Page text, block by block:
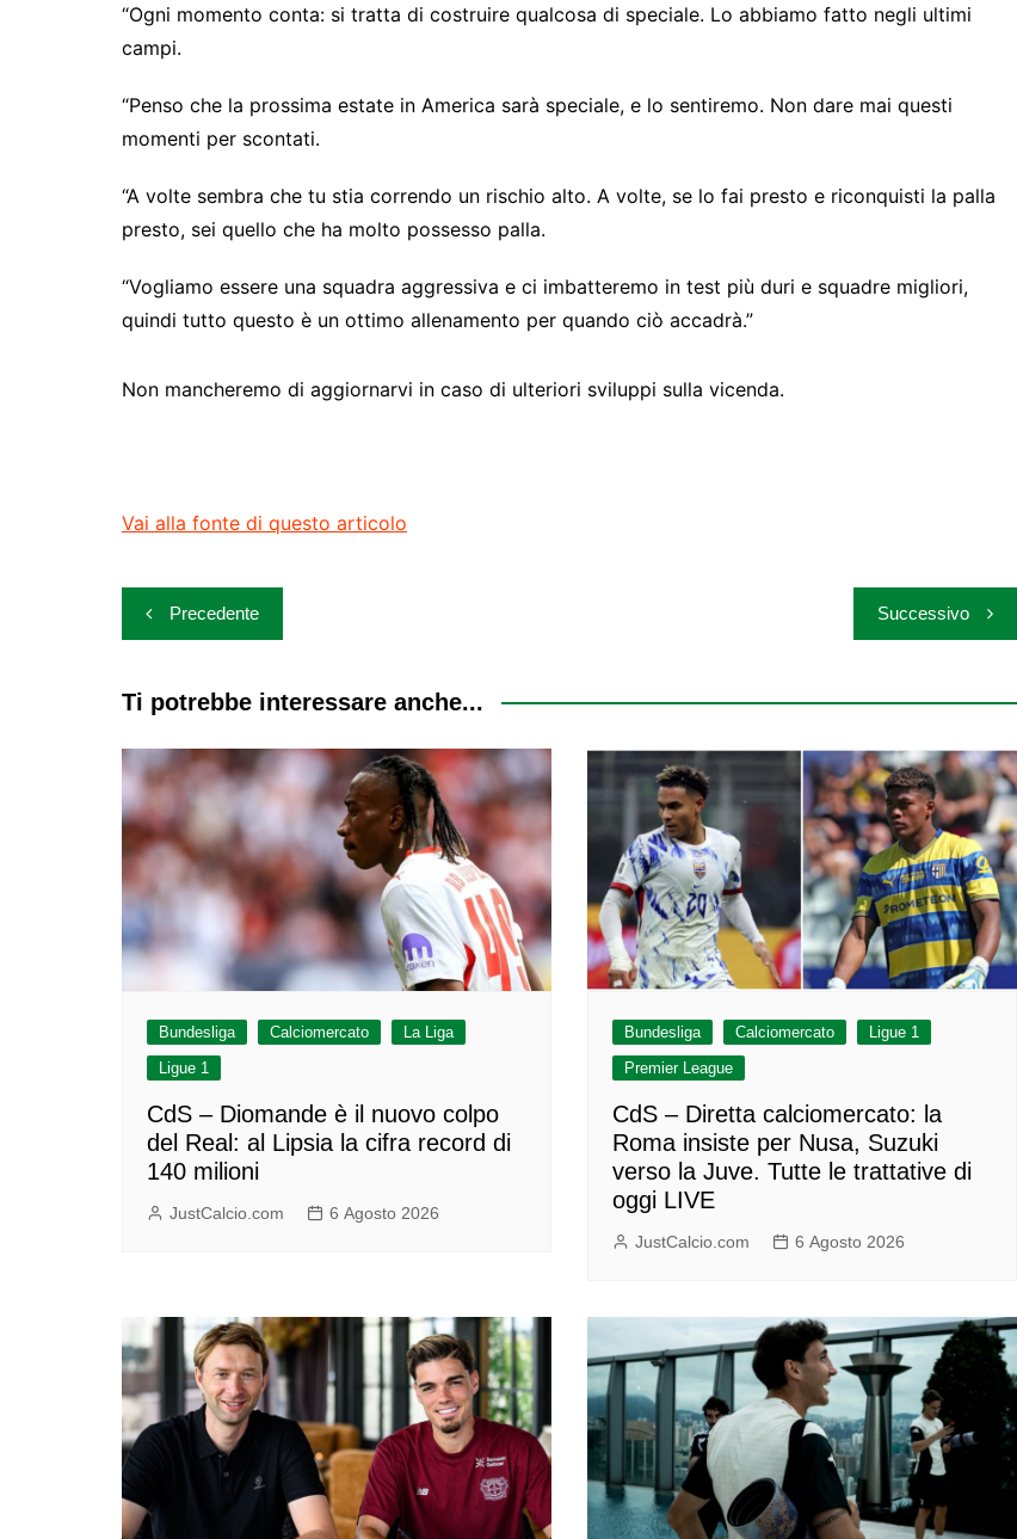
“Ogni momento conta: si tratta di costruire qualcosa di speciale. Lo abbiamo fatto negli ultimi
campi.
“Penso che la prossima estate in America sarà speciale, e lo sentiremo. Non dare mai questi
momenti per scontati.
“A volte sembra che tu stia correndo un rischio alto. A volte, se lo fai presto e riconquisti la palla
presto, sei quello che ha molto possesso palla.
“Vogliamo essere una squadra aggressiva e ci imbatteremo in test più duri e squadre migliori,
quindi tutto questo è un ottimo allenamento per quando ciò accadrà.”
Non mancheremo di aggiornarvi in caso di ulteriori sviluppi sulla vicenda.
Vai alla fonte di questo articolo
Navigazione
articoli
Precedente Successivo
Ti potrebbe interessare anche...
Bundesliga Calciomercato
La Liga
Ligue 1
CdS – Diomande è il nuovo colpo
del Real: al Lipsia la cifra record di
140 milioni
JustCalcio.com 6 Agosto 2026
Bundesliga Calciomercato
Ligue 1
Premier League
CdS – Diretta calciomercato: la
Roma insiste per Nusa, Suzuki
verso la Juve. Tutte le trattative di
oggi LIVE
JustCalcio.com 6 Agosto 2026